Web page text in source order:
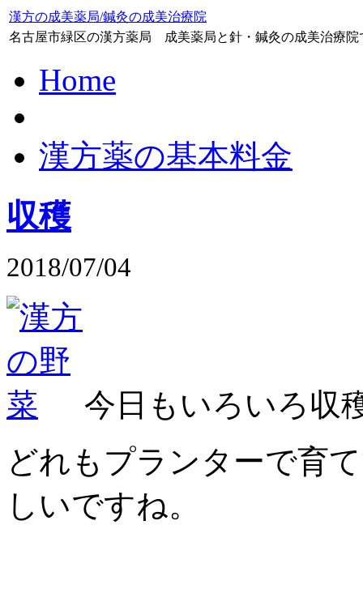
漢方の成美薬局/鍼灸の成美治療院
名古屋市緑区の漢方薬局 成美薬局と針・鍼灸の成美治療院
Home
漢方薬の基本料金
収穫
2018/07/04
今日もいろいろ収
どれもプランターで育
しいですね。